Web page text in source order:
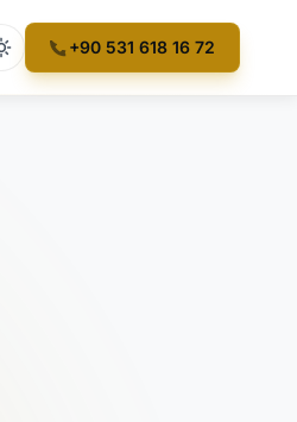
Açık tema etkin
+90 531 618 16 72